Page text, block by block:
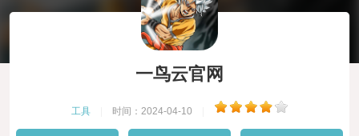
一鸟云官网
工具 时间：2024-04-10